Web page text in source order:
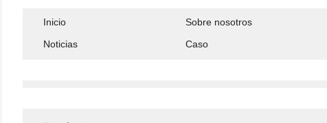
Inicio Sobre nosotros
Noticias
Caso